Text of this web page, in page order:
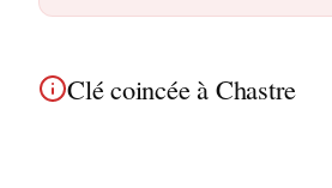
Clé coincée à Chastre